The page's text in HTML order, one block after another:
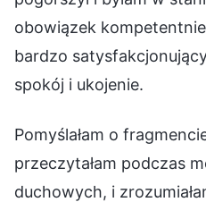
obowiązek
bardzo
spokój i ukojenie.
Pomyślałam o
przeczytałam podczas
duchowych, i